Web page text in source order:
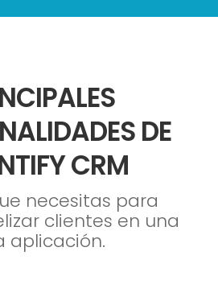
DE
CRM
necesitas para
clientes en una
aplicación.